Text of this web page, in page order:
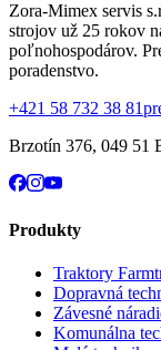
Zora-Mimex servis
strojov už 25 rokov
poľnohospodárov.
poradenstvo.
+421 58 732 38 81
Brzotín 376, 049 51
Produkty
Traktory
Dopravná
Závesné
Komunálna